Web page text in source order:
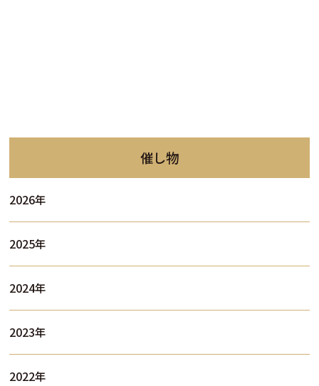
催し物
2026年
2025年
2024年
2023年
2022年